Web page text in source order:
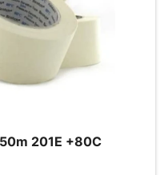
201E +80C